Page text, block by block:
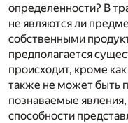
определенности? В
не являются ли
собственными
предполагается
происходит, кроме
также не может быть
познаваемые
способности